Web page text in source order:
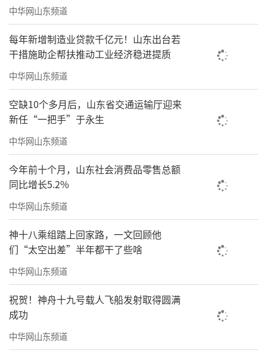
中华网山东频道
每年新增制造业贷款千亿元！山东出台若
干措施助企帮扶推动工业经济稳进提质
中华网山东频道
空缺10个多月后，山东省交通运输厅迎来
新任“一把手”于永生
中华网山东频道
今年前十个月，山东社会消费品零售总额
同比增长5.2%
中华网山东频道
神十八乘组踏上回家路，一文回顾他
们“太空出差”半年都干了些啥
中华网山东频道
祝贺！神舟十九号载人飞船发射取得圆满
成功
中华网山东频道